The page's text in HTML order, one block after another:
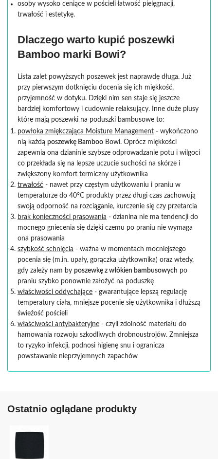
osoby wysoko ceniące w pościeli łatwość pielęgnacji,
trwałość i estetykę.
Dlaczego warto kupić poszewki
Bamboo marki Bowi?
Lista zalet powyższych poszewek jest naprawdę długa. Już
przy pierwszym dotknięciu docenia się ich miękkość,
przyjemność w dotyku. Dzięki nim sen staje się jeszcze
bardziej komfortowy i cudownie relaksujący. Inne duże plusy
które mają poszewki na poduszki bambusowe to:
powłoka zmiękczająca Moisture Management - wykończono
nią każdą poszewkę Bamboo Bowi. Oprócz miękkości
zapewnia ona dzianinie szybsze odprowadzanie potu i wilgoci
co przekłada się na lepsze uczucie suchości na skórze i
zwiększony komfort termiczny użytkownika
trwałość - nawet przy częstym użytkowaniu i praniu w
temperaturze do 40°C produkty przez długi czas zachowują
swoją odporność na rozciąganie, kurczenie się czy przetarcia
brak konieczności prasowania - dzianina nie ma tendencji do
mocnego gniecenia się dzięki czemu po praniu nie wymaga
ona prasowania
szybkość schnięcia - ważna w momentach mocniejszego
pocenia się (m.in. upały, gorączka użytkownika) oraz wtedy,
gdy zależy nam by poszewkę z włókien bambusowych po
praniu szybko ponownie założyć na poduszkę
właściwości oddychające - gwarantujące lepszą regulację
temperatury ciała, mniejsze pocenie się użytkownika i dłuższą
świeżość pościeli
właściwości antybakteryjne - czyli zdolność materiału do
hamowania rozwoju szkodliwych drobnoustrojów. Zmniejsza
to ryzyko infekcji, podnosi higienę snu i ogranicza
powstawanie nieprzyjemnych zapachów
Ostatnio oglądane produkty